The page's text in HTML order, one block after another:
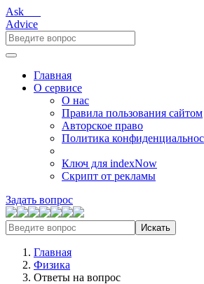
Ask___
Advice
Главная
О сервисе
О нас
Правила пользования сайтом
Авторское право
Политика
Ключ для indexNow
Скрипт от рекламы
Задать вопрос
Искать
Главная
Физика
Ответы на вопрос